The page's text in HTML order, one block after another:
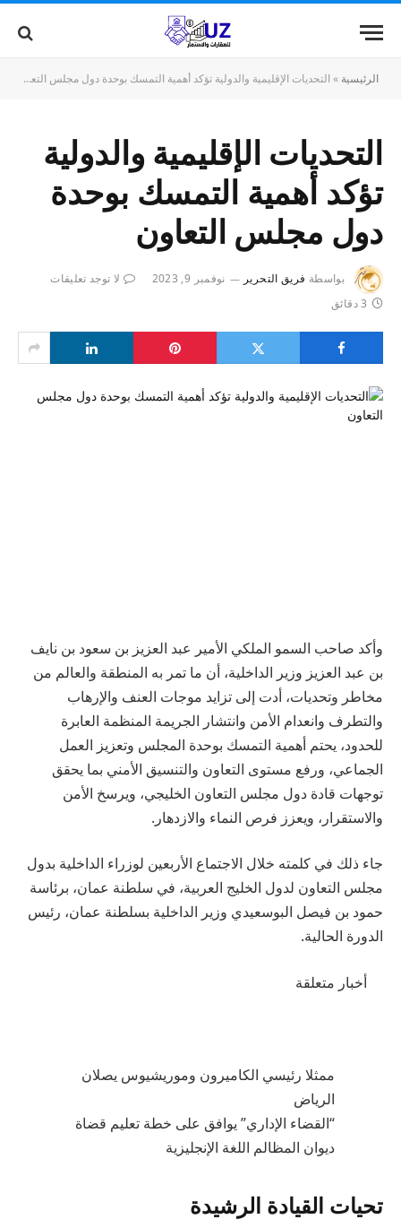
الرئيسية » التحديات الإقليمية والدولية تؤكد أهمية التمسك بوحدة دول مجلس التعاون
التحديات الإقليمية والدولية
تؤكد أهمية التمسك بوحدة
دول مجلس التعاون
بواسطة فريق التحرير نوفمبر 9, 2023
لا توجد تعليقات
3 دقائق
وأكد صاحب السمو الملكي الأمير عبد العزيز بن سعود بن نايف
بن عبد العزيز وزير الداخلية، أن ما تمر به المنطقة والعالم من
مخاطر وتحديات، أدت إلى تزايد موجات العنف والإرهاب
والتطرف وانعدام الأمن وانتشار الجريمة المنظمة العابرة
للحدود، يحتم أهمية التمسك بوحدة المجلس وتعزيز العمل
الجماعي، ورفع مستوى التعاون والتنسيق الأمني بما يحقق
توجهات قادة دول مجلس التعاون الخليجي، ويرسخ الأمن
والاستقرار، ويعزز فرص النماء والازدهار.
جاء ذلك في كلمته خلال الاجتماع الأربعين لوزراء الداخلية بدول
مجلس التعاون لدول الخليج العربية، في سلطنة عمان، برئاسة
حمود بن فيصل البوسعيدي وزير الداخلية بسلطنة عمان، رئيس
الدورة الحالية.
أخبار متعلقة
ممثلا رئيسي الكاميرون وموريشيوس يصلان
الرياض
“القضاء الإداري” يوافق على خطة تعليم قضاة
ديوان المظالم اللغة الإنجليزية
تحيات القيادة الرشيدة